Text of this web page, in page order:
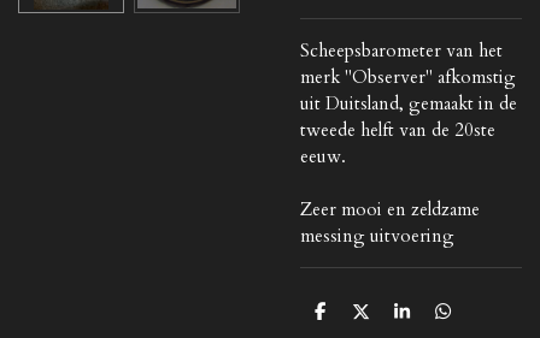
Scheepsbarometer van het
merk "Observer" afkomstig
uit Duitsland, gemaakt in de
tweede helft van de 20ste
eeuw.
Zeer mooi en zeldzame
messing uitvoering
D
D
S
D